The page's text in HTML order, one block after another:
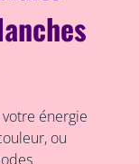
énergie
ou